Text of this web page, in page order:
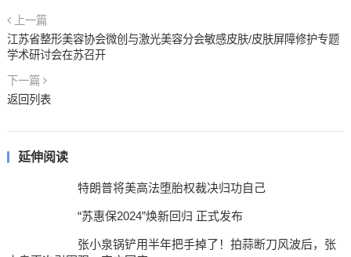
上一篇
江苏省整形美容协会微创与激光美容分会敏感皮肤/皮肤屏障修护专题
学术研讨会在苏召开
下一篇
返回列表
延伸阅读
特朗普将美高法堕胎权裁决归功自己
“苏惠保2024”焕新回归 正式发布
张小泉锅铲用半年把手掉了！拍蒜断刀风波后，张